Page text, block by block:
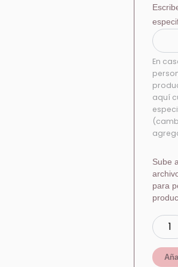
En
aquí
Sube
para